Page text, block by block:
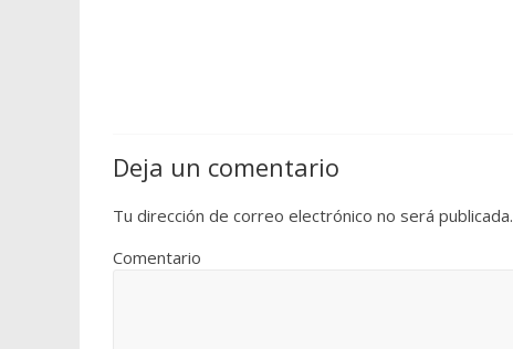
Deja un comentario
Tu dirección de correo electrónico no será publicada.
Comentario